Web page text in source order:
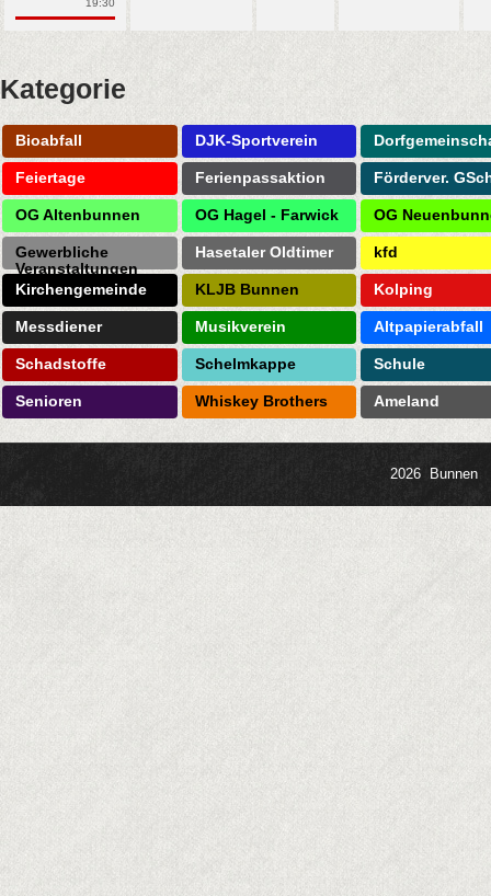
Kategorie
Bioabfall DJK-Sportverein
Feiertage Ferienpassaktion Förderver.
OG Altenbunnen OG Hagel - Farwick OG
Gewerbliche
Veranstaltungen
Hasetaler Oldtimer kfd
Kirchengemeinde KLJB Bunnen Kolping
Messdiener Musikverein Altpapierabfall
Schadstoffe Schelmkappe Schule
Senioren Whiskey Brothers Ameland
2026 Bunnen